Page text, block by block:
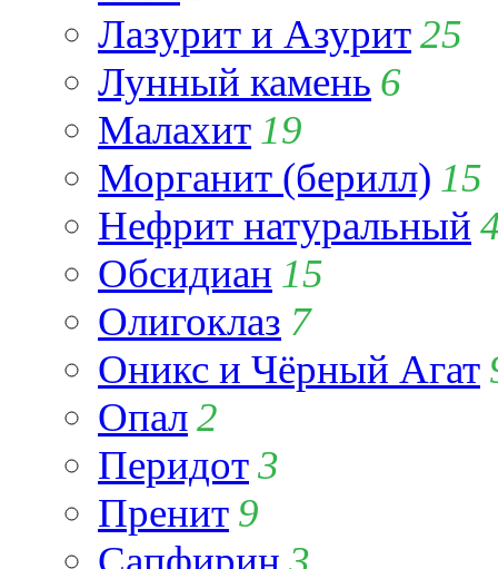
Лазурит и Азурит25
Лунный камень 6
Малахит 19
Морганит (берилл) 15
Нефрит натуральный
Обсидиан 15
Олигоклаз 7
Оникс и Чёрный Агат
Опал2
Перидот3
Пренит 9